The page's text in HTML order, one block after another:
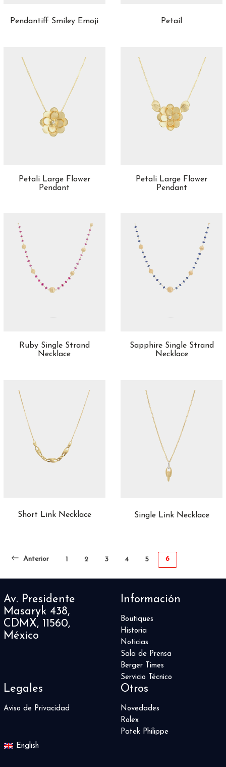
Pendantiff Smiley Emoji Petail
Petali Large Flower
Pendant
Petali Large Flower
Pendant
Ruby Single Strand
Necklace
Sapphire Single Strand
Necklace
Short Link Necklace Single Link Necklace
Anterior 1 2 3 4 5 6
Av. Presidente
Masaryk 438,
CDMX, 11560,
México
Información
Boutiques
Historia
Noticias
Sala de Prensa
Berger Times
Servicio Técnico
Legales
Aviso de Privacidad
Otros
Novedades
Rolex
Patek Philippe
English